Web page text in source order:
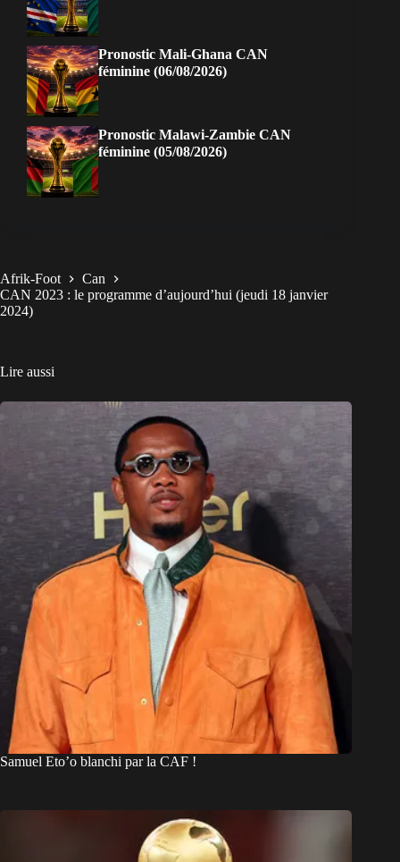
Pronostic Mali-Ghana CAN
féminine (06/08/2026)
Pronostic Malawi-Zambie CAN
féminine (05/08/2026)
Afrik-Foot
Can
CAN 2023 : le programme d’aujourd’hui (jeudi 18 janvier
2024)
Lire aussi
Samuel Eto’o blanchi par la CAF !